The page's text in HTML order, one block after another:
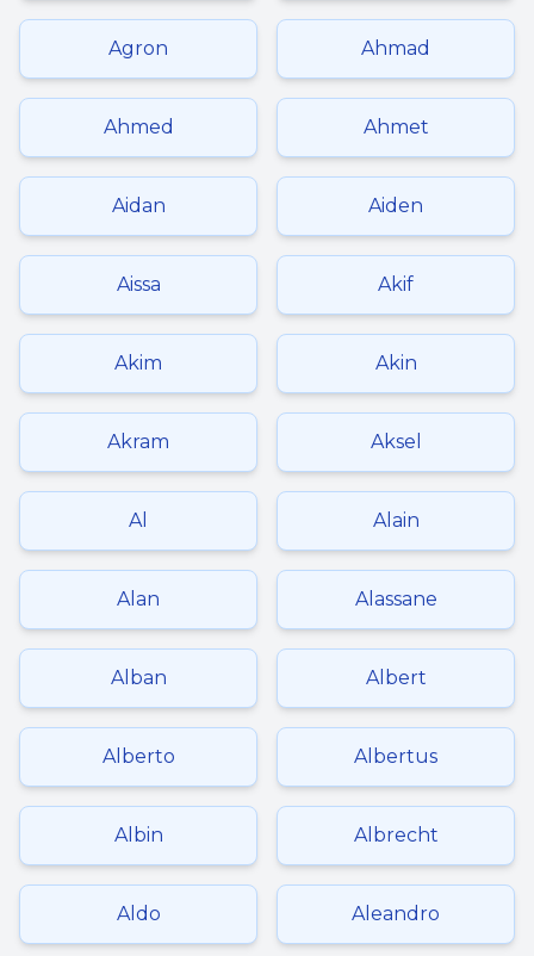
Agron Ahmad
Ahmed Ahmet
Aidan Aiden
Aissa Akif
Akim Akin
Akram Aksel
Al Alain
Alan Alassane
Alban Albert
Alberto Albertus
Albin Albrecht
Aldo Aleandro